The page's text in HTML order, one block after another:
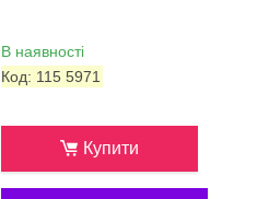
В наявності
Код: 115 5971
Купити